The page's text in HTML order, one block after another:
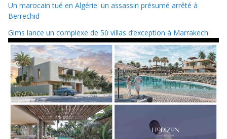
Un marocain tué en Algérie: un assassin présumé arrêté à
Berrechid
Gims lance un complexe de 50 villas d’exception à Marrakech